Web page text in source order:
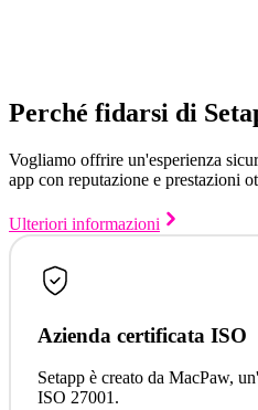
Perché fidarsi di
Vogliamo offrire un'esperienza
app con reputazione e prestazioni
Ulteriori informazioni
Azienda certificata ISO
Setapp è creato da MacPaw,
ISO 27001.